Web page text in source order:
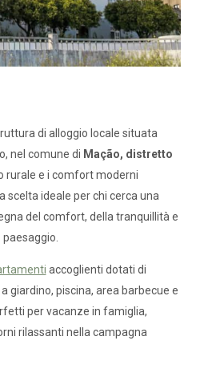
di alloggio locale situata
nel comune di Mação, distretto
rurale e i comfort moderni
scelta ideale per chi cerca una
del comfort, della tranquillità e
accoglienti dotati di
giardino, piscina, area barbecue e
per vacanze in famiglia,
rilassanti nella campagna